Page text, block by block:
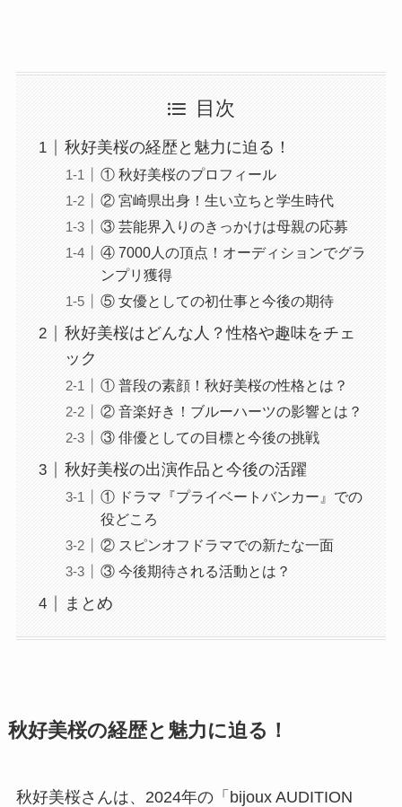
目次
秋好美桜の経歴と魅力に迫る！
① 秋好美桜のプロフィール
② 宮崎県出身！生い立ちと学生時代
③ 芸能界入りのきっかけは母親の応募
④ 7000人の頂点！オーディションでグラ
ンプリ獲得
⑤ 女優としての初仕事と今後の期待
秋好美桜はどんな人？性格や趣味をチェ
ック
① 普段の素顔！秋好美桜の性格とは？
② 音楽好き！ブルーハーツの影響とは？
③ 俳優としての目標と今後の挑戦
秋好美桜の出演作品と今後の活躍
① ドラマ『プライベートバンカー』での
役どころ
② スピンオフドラマでの新たな一面
③ 今後期待される活動とは？
まとめ
秋好美桜の経歴と魅力に迫る！
秋好美桜さんは、2024年の「bijoux AUDITION